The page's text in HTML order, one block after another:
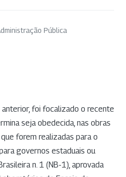
Pública
anterior, foi focalizado o recente
seja obedecida, nas obras
forem realizadas para o
governos estaduais ou
n. 1 (NB-1), aprovada